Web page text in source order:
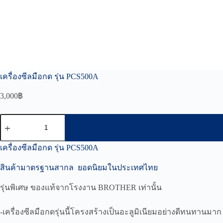
เครื่องซีลมือกด รุ่น PCS500A
3,000฿
เครื่อง
ซีล
กด
PCS500A
เครื่องซีลมือกด รุ่น PCS500A
สินค้ามาตรฐานสากล ยอดนิยมในประเทศไทย
รุ่นพิเศษ ของแท้จากโรงงาน BROTHER เท่านั้น
-เครื่องซีลมือกดรุ่นนี้โครงสร้างเป็นอะลูมิเนียมอย่างดีทนทานมาก